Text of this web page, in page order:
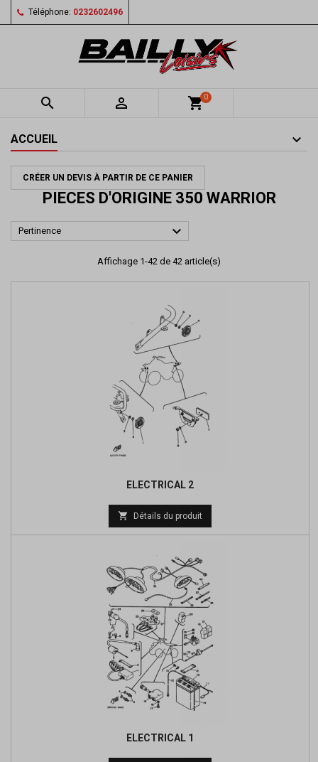
Téléphone: 0232602496
  shopping_cart0
ACCUEIL
CRÉER UN DEVIS À PARTIR DE CE PANIER
PIECES D'ORIGINE 350 WARRIOR
Pertinence 
Affichage 1-42 de 42 article(s)
ELECTRICAL 2
Prix
de
 Détails du produit
ELECTRICAL 1